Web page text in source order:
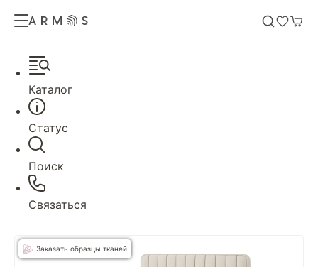
Каталог
Статус
Поиск
Связаться
Заказать образцы тканей